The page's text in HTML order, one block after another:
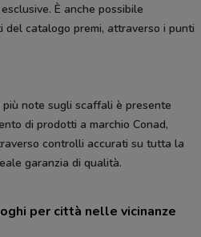
È anche possibile
catalogo premi, attraverso i punti
note sugli scaffali è presente
di prodotti a marchio Conad,
controlli accurati su tutta la
garanzia di qualità.
per città nelle vicinanze